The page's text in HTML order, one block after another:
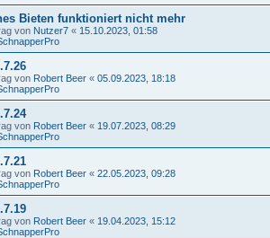
Bieten funktioniert nicht mehr
von Nutzer7 « 15.10.2023, 01:58
von Robert Beer « 05.09.2023, 18:18
von Robert Beer « 19.07.2023, 08:29
von Robert Beer « 22.05.2023, 09:28
von Robert Beer « 19.04.2023, 15:12